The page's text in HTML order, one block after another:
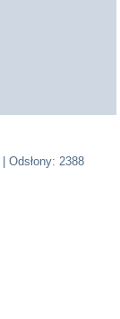
| Odsłony: 2388